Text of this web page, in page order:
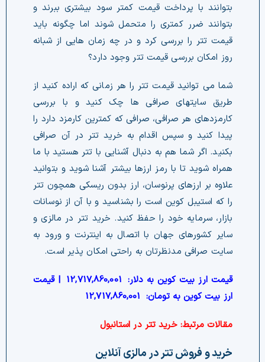
بتوانند با پرداخت قیمت کمتر سود بیشتری ببرند و
بتوانند ضرر کمتری را متحمل شوند اما چگونه باید
قیمت تتر را بررسی کرد و در چه زمان هایی از شبانه
روز امکان بررسی قیمت تتر وجود دارد؟
شما می توانید قیمت تتر را هر زمانی که اراده کنید از
طریق سایتهای صرافی ها چک‌ کنید و با بررسی
کارمزدهای هر صرافی، صرافی که کمترین کارمزد دارد را
پیدا کنید و سپس اقدام به خرید تتر در آن صرافی
بکنید. اگر شما هم به دنبال آشنایی با تتر هستید با ما
همراه شوید تا با رمز ارزها بیشتر آشنا شوید و بتوانید
علاوه بر ارزهای پرنوسان، ارز بدون ریسکی همچون تتر
را که استیبل کوین است را بشناسید و با آن از نوسانات
بازار، سرمایه خود را حفظ کنید. خرید تتر در مالزی و
سایر کشورهای جهان با اتصال به اینترنت و ورود به
سایت صرافی مدنظرتان به راحتی امکان پذیر است.
قیمت ارز بیت کوین به دلار: 12,717,860,001 | قیمت
ارز بیت کوین به تومان: 12,717,860,001
مقالات مرتبط:خرید تتر در استانبول
خرید و فروش تتر در مالزی آنلاین